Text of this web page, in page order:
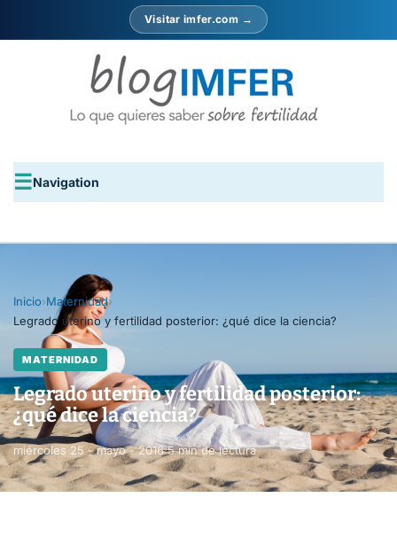
Visitar imfer.com →
Navigation
Inicio›Maternidad›
Legrado uterino y fertilidad posterior: ¿qué dice la ciencia?
MATERNIDAD
Legrado uterino y fertilidad posterior:
¿qué dice la ciencia?
miércoles 25 - mayo - 2016·5 min de lectura